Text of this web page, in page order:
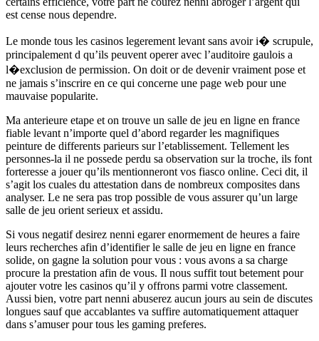
est cense nous dependre.
Le monde tous les casinos legerement levant sans avoir i� scrupule,
principalement d qu’ils peuvent operer avec l’auditoire gaulois a
l�exclusion de permission. On doit or de devenir vraiment pose et
ne jamais s’inscrire en ce qui concerne une page web pour une
mauvaise popularite.
Ma anterieure etape et on trouve un salle de jeu en ligne en france
fiable levant n’importe quel d’abord regarder les magnifiques
peinture de differents parieurs sur l’etablissement. Tellement les
personnes-la il ne possede perdu sa observation sur la troche, ils font
forteresse a jouer qu’ils mentionneront vos fiasco online. Ceci dit, il
s’agit los cuales du attestation dans de nombreux composites dans
analyser. Le ne sera pas trop possible de vous assurer qu’un large
salle de jeu orient serieux et assidu.
Si vous negatif desirez nenni egarer enormement de heures a faire
leurs recherches afin d’identifier le salle de jeu en ligne en france
solide, on gagne la solution pour vous : vous avons a sa charge
procure la prestation afin de vous. Il nous suffit tout betement pour
ajouter votre les casinos qu’il y offrons parmi votre classement.
Aussi bien, votre part nenni abuserez aucun jours au sein de discutes
longues sauf que accablantes va suffire automatiquement attaquer
dans s’amuser pour tous les gaming preferes.